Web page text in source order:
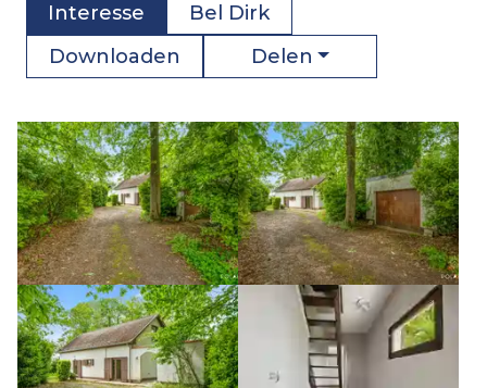
Interesse Bel Dirk
Downloaden
Delen